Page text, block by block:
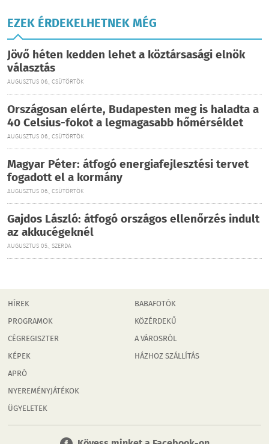
EZEK ÉRDEKELHETNEK MÉG
Jövő héten kedden lehet a köztársasági elnök
választás
AUGUSZTUS 06., CSÜTÖRTÖK
Országosan elérte, Budapesten meg is haladta a
40 Celsius-fokot a legmagasabb hőmérséklet
AUGUSZTUS 06., CSÜTÖRTÖK
Magyar Péter: átfogó energiafejlesztési tervet
fogadott el a kormány
AUGUSZTUS 06., CSÜTÖRTÖK
Gajdos László: átfogó országos ellenőrzés indult
az akkucégeknél
AUGUSZTUS 05., SZERDA
HÍREK
PROGRAMOK
CÉGREGISZTER
KÉPEK
APRÓ
NYEREMÉNYJÁTÉKOK
ÜGYELETEK
BABAFOTÓK
KÖZÉRDEKŰ
A VÁROSRÓL
HÁZHOZ SZÁLLÍTÁS